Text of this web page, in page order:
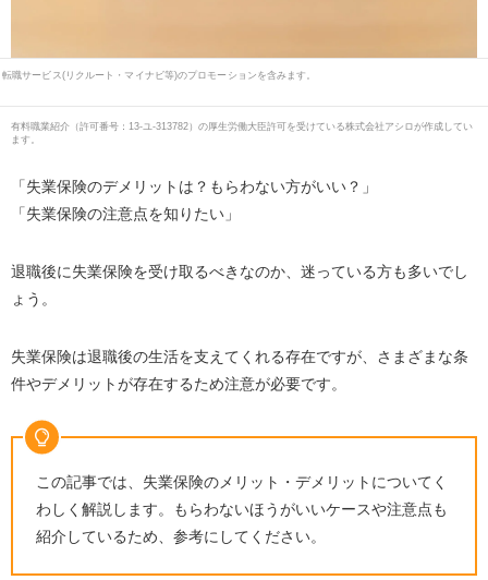
転職サービス(リクルート・マイナビ等)のプロモーションを含みます。
有料職業紹介（許可番号：13-ユ-313782）の厚生労働大臣許可を受けている株式会社アシロが作成してい
ます。
「失業保険のデメリットは？もらわない方がいい？」
「失業保険の注意点を知りたい」
退職後に失業保険を受け取るべきなのか、迷っている方も多いでし
ょう。
失業保険は退職後の生活を支えてくれる存在ですが、さまざまな条
件やデメリットが存在するため注意が必要です。
この記事では、失業保険のメリット・デメリットについてく
わしく解説します。もらわないほうがいいケースや注意点も
紹介しているため、参考にしてください。